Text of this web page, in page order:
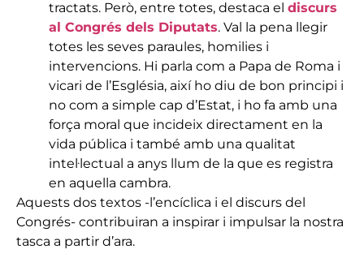
tractats. Però, entre totes, destaca el discurs
al Congrés dels Diputats. Val la pena llegir
totes les seves paraules, homilies i
intervencions. Hi parla com a Papa de Roma i
vicari de l’Església, així ho diu de bon principi i
no com a simple cap d’Estat, i ho fa amb una
força moral que incideix directament en la
vida pública i també amb una qualitat
intel·lectual a anys llum de la que es registra
en aquella cambra.
Aquests dos textos -l’encíclica i el discurs del
Congrés- contribuiran a inspirar i impulsar la nostra
tasca a partir d’ara.